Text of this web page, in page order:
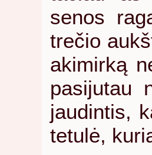
senos
trečio
akimirką
pasijutau
jaudintis,
tetulė,